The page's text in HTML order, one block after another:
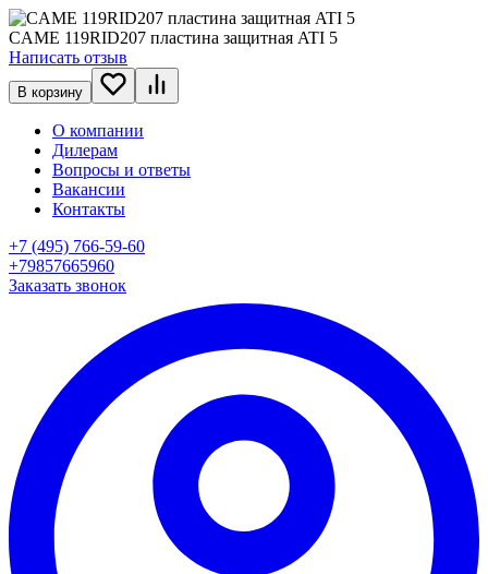
CAME 119RID207 пластина защитная ATI 5
Написать отзыв
В корзину
О компании
Дилерам
Вопросы и ответы
Вакансии
Контакты
+7 (495) 766-59-60
+79857665960
Заказать звонок